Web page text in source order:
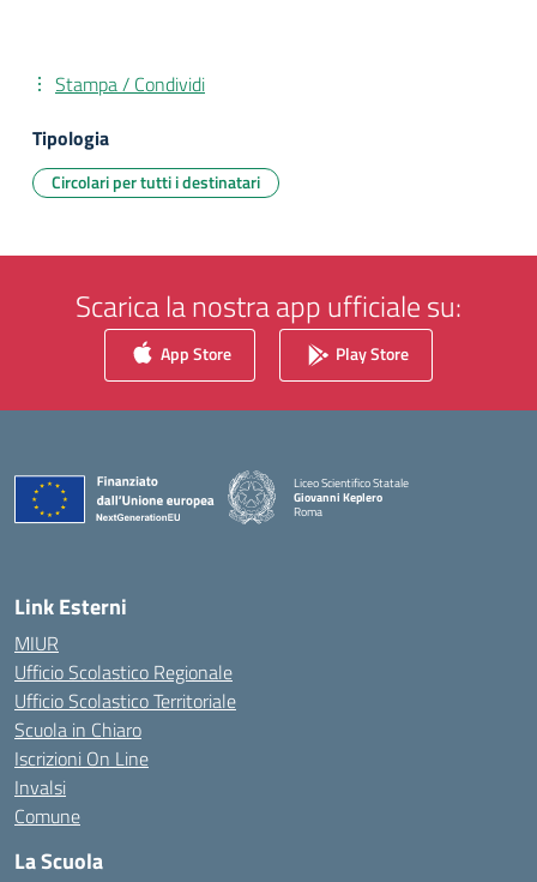
Stampa / Condividi
Tipologia
Circolari per tutti i destinatari
Scarica la nostra app ufficiale su:
App Store Play Store
Liceo Scientifico Statale
Giovanni Keplero
Roma
Link Esterni
MIUR
Ufficio Scolastico Regionale
Ufficio Scolastico Territoriale
Scuola in Chiaro
Iscrizioni On Line
Invalsi
Comune
La Scuola